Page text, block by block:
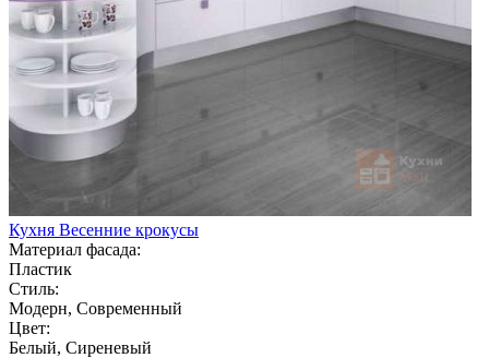
Кухня Весенние крокусы
Материал фасада:
Пластик
Стиль:
Модерн, Современный
Цвет:
Белый, Сиреневый